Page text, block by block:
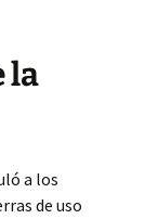
la
a los
de uso